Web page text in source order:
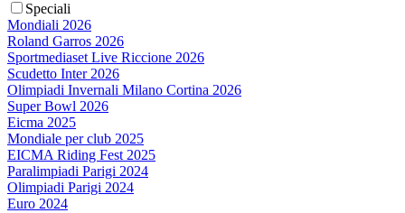
Speciali
Mondiali 2026
Roland Garros 2026
Sportmediaset Live Riccione 2026
Scudetto Inter 2026
Olimpiadi Invernali Milano Cortina 2026
Super Bowl 2026
Eicma 2025
Mondiale per club 2025
EICMA Riding Fest 2025
Paralimpiadi Parigi 2024
Olimpiadi Parigi 2024
Euro 2024